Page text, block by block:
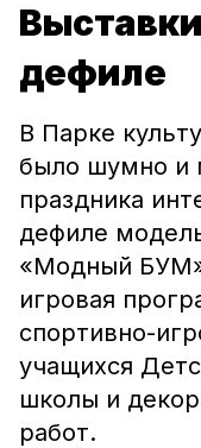
дефиле
В Парке
было шумно и
праздника
дефиле
«Модный
игровая
спортивно-
учащихся
школы и
работ.